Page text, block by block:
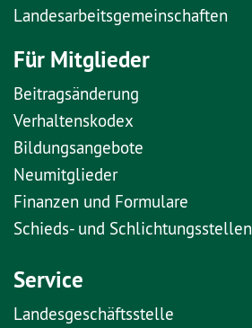
Landesarbeitsgemeinschaften
Für Mitglieder
Beitragsänderung
Verhaltenskodex
Bildungsangebote
Neumitglieder
Finanzen und Formulare
Schieds- und Schlichtungsstellen
Service
Landesgeschäftsstelle